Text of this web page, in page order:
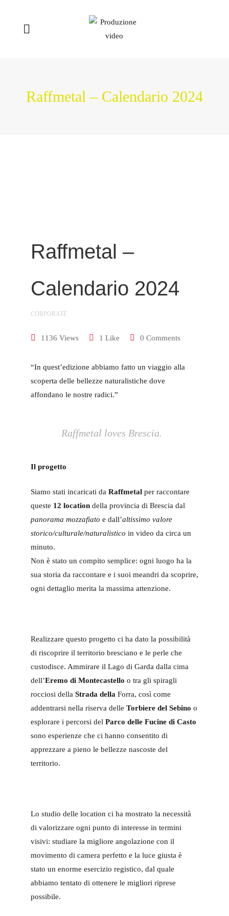
Raffmetal – Calendario 2024
Raffmetal –
Calendario 2024
CORPORATE
1136 Views 1 Like 0 Comments
“In quest’edizione abbiamo fatto un viaggio alla
scoperta delle bellezze naturalistiche dove
affondano le nostre radici.”
Raffmetal loves Brescia.
Il progetto
Siamo stati incaricati da Raffmetal per raccontare
queste 12 location della provincia di Brescia dal
panorama mozzafiato e dall’altissimo valore
storico/culturale/naturalistico in video da circa un
minuto.
Non è stato un compito semplice: ogni luogo ha la
sua storia da raccontare e i suoi meandri da scoprire,
ogni dettaglio merita la massima attenzione.
Realizzare questo progetto ci ha dato la possibilità
di riscoprire il territorio bresciano e le perle che
custodisce. Ammirare il Lago di Garda dalla cima
dell’Eremo di Montecastello o tra gli spiragli
rocciosi della Strada della Forra, così come
addentrarsi nella riserva delle Torbiere del Sebino o
esplorare i percorsi del Parco delle Fucine di Casto
sono esperienze che ci hanno consentito di
apprezzare a pieno le bellezze nascoste del
territorio.
Lo studio delle location ci ha mostrato la necessità
di valorizzare ogni punto di interesse in termini
visivi: studiare la migliore angolazione con il
movimento di camera perfetto e la luce giusta è
stato un enorme esercizio registico, dal quale
abbiamo tentato di ottenere le migliori riprese
possibile.